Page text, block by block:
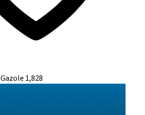
Gazole 1,828